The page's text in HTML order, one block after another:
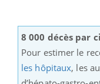
8 000 décès par
Pour estimer le
les hôpitaux, les